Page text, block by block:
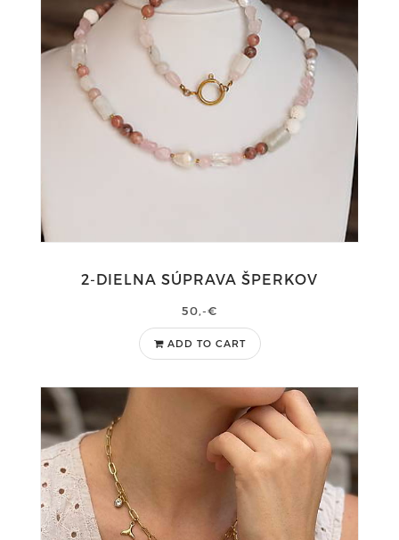
2-DIELNA SÚPRAVA ŠPERKOV
50,-€
ADD TO CART